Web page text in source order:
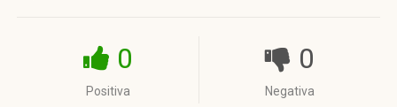
0
Positiva
0
Negativa